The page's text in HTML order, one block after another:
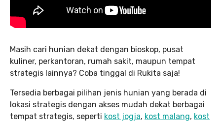
Masih cari hunian dekat dengan bioskop, pusat
kuliner, perkantoran, rumah sakit, maupun tempat
strategis lainnya? Coba tinggal di Rukita saja!
Tersedia berbagai pilihan jenis hunian yang berada di
lokasi strategis dengan akses mudah dekat berbagai
tempat strategis, seperti kost jogja, kost malang, kost